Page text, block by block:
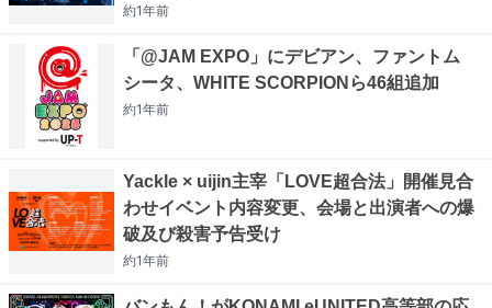
約1年前
「@JAM EXPO」にデビアン、ファントム
シータ、WHITE SCORPIONら46組追加
約1年前
Yackle × uijin主宰「LOVE超合法」開催見合
わせイベント内容変更、会場と出演者への爆
破及び殺害予告受け
約1年前